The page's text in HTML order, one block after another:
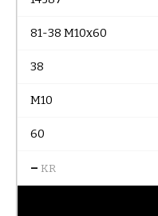
81-38 M10x60
38
M10
60
– KR